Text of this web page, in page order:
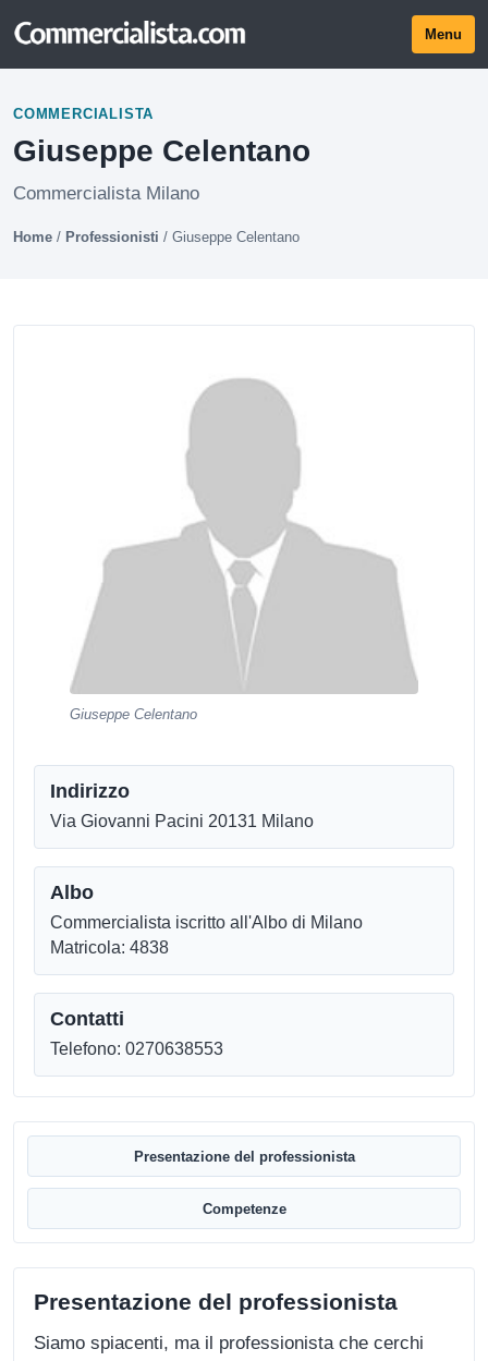
Menu
COMMERCIALISTA
Giuseppe Celentano
Commercialista Milano
Home / Professionisti / Giuseppe Celentano
Giuseppe Celentano
Indirizzo
Via Giovanni Pacini 20131 Milano
Albo
Commercialista iscritto all'Albo di Milano
Matricola: 4838
Contatti
Telefono: 0270638553
Presentazione del professionista
Competenze
Presentazione del professionista
Siamo spiacenti, ma il professionista che cerchi